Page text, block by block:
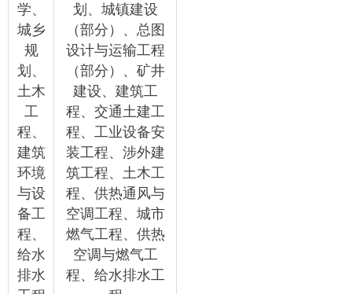
学、
城乡
规
划、
土木
工
程、
建筑
环境
与设
备工
程、
给水
排水
划、城镇建设
（部分）、总图
设计与运输工程
（部分）、矿井
建设、建筑工
程、交通土建工
程、工业设备安
装工程、涉外建
筑工程、土木工
程、供热通风与
空调工程、城市
燃气工程、供热
空调与燃气工
程、给水排水工